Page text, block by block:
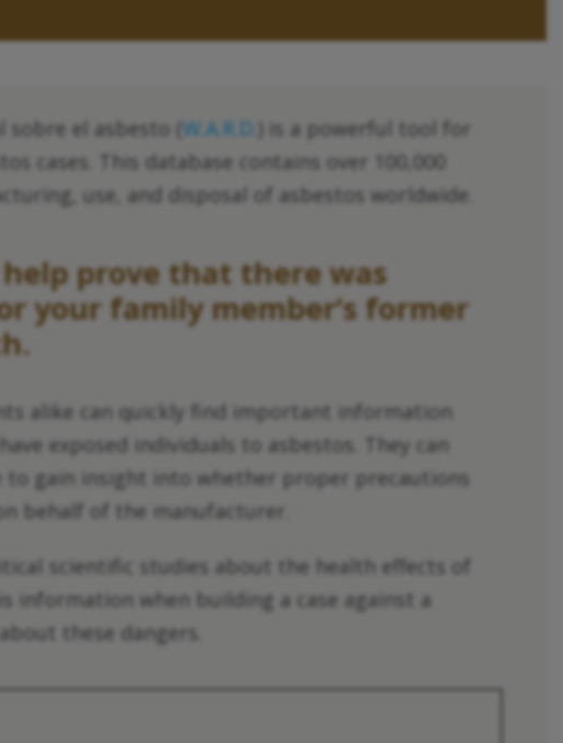
sobre el asbesto (W.A.R.D.
) is a powerful tool for
cases. This database contains over 100,000
use, and disposal of asbestos worldwide.
help prove that there was
your family member’s former
alike can quickly find important information
exposed individuals to asbestos. They can
to gain insight into whether proper precautions
behalf of the manufacturer.
scientific studies about the health effects of
information when building a case against a
these dangers.